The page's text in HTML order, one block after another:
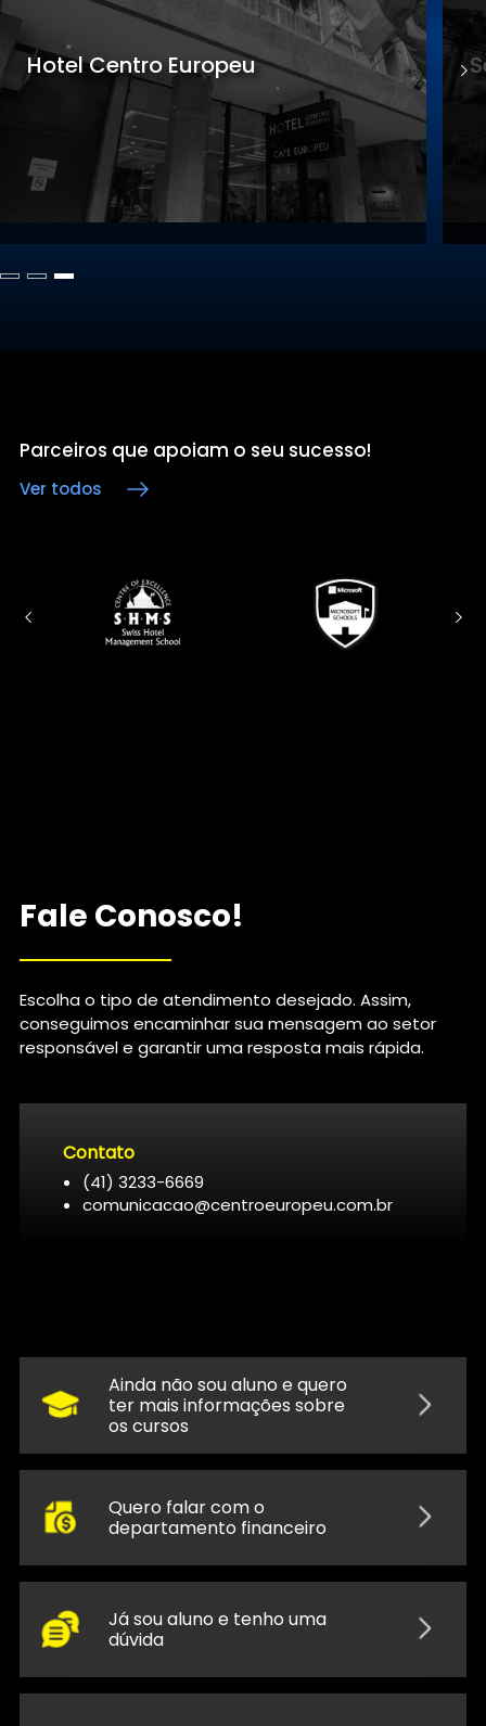
Sede Gastronomia
Parceiros que apoiam o seu sucesso!
Ver todos
Fale Conosco!
Escolha o tipo de atendimento desejado. Assim,
conseguimos encaminhar sua mensagem ao setor
responsável e garantir uma resposta mais rápida.
Contato
(41) 3233-6669
comunicacao@centroeuropeu.com.br
Ainda não sou aluno e quero
ter mais informações sobre
os cursos
Quero falar com o
departamento financeiro
Já sou aluno e tenho uma
dúvida